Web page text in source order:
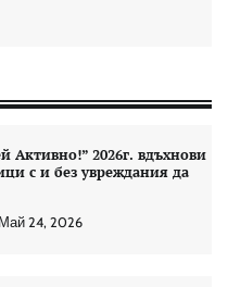
Aктивно!” 2026г. вдъхнови
с и без увреждания да
Май 24, 2026